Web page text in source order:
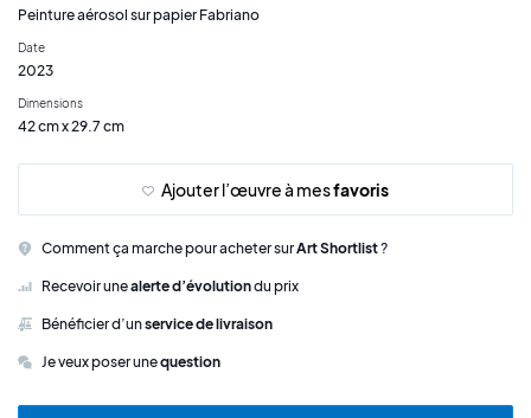
Peinture aérosol sur papier Fabriano
Date
2023
Dimensions
42 cm x 29.7 cm
Ajouter l’œuvre à mesfavoris
Comment ça marche pour acheter surArt Shortlist?
Recevoir unealerte d’évolutiondu prix
Bénéficier d’unservice de livraison
Je veux poser unequestion